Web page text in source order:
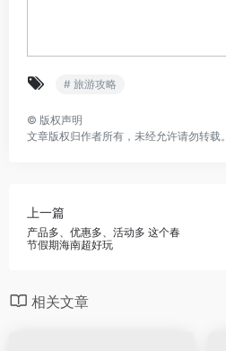
# 旅游攻略
© 版权声明
文章版权归作者所有，未经允许请勿转载。
上一篇
产品多、优惠多、活动多 这个春
节假期海南超好玩
相关文章